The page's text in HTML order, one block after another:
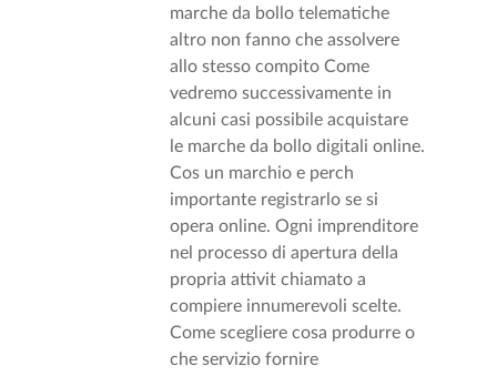
marche da bollo telematiche
altro non fanno che assolvere
allo stesso compito Come
vedremo successivamente in
alcuni casi possibile acquistare
le marche da bollo digitali online.
Cos un marchio e perch
importante registrarlo se si
opera online. Ogni imprenditore
nel processo di apertura della
propria attivit chiamato a
compiere innumerevoli scelte.
Come scegliere cosa produrre o
che servizio fornire